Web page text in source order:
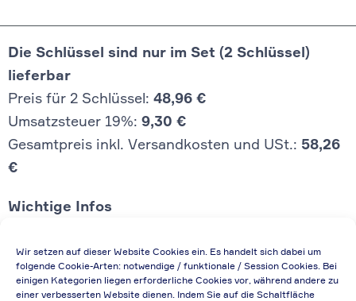
Wir setzen auf dieser Website Cookies ein. Es handelt sich dabei um
folgende Cookie-Arten: notwendige / funktionale / Session Cookies. Bei
einigen Kategorien liegen erforderliche Cookies vor, während andere zu
einer verbesserten Website dienen. Indem Sie auf die Schaltfläche
Die Schlüssel sind nur im Set (2 Schlüssel)
lieferbar
Preis für 2 Schlüssel: 48,96 €
Umsatzsteuer 19%: 9,30 €
Gesamtpreis inkl. Versandkosten und USt.: 58,26
€
Wichtige Infos
Die Preisangabe gilt auch für
Handelsbetriebe (Netto-Preis, ohne
Rabattabzug)